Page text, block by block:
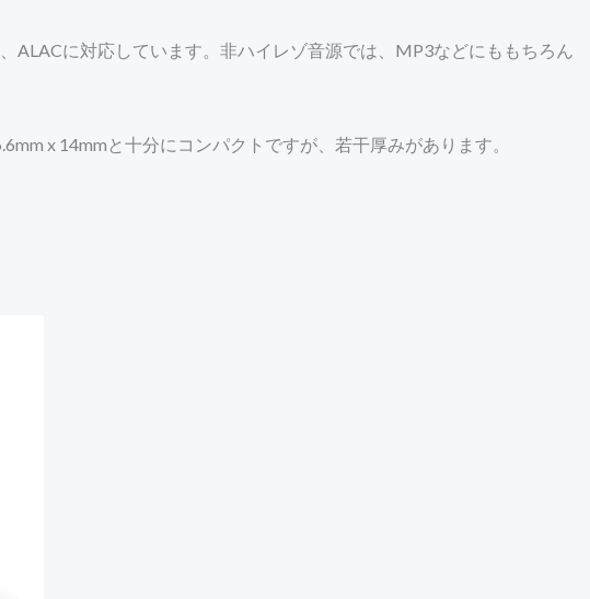
に対応しています。非ハイレゾ音源では、MP3などにももちろん
x 14mmと十分にコンパクトですが、若干厚みがあります。